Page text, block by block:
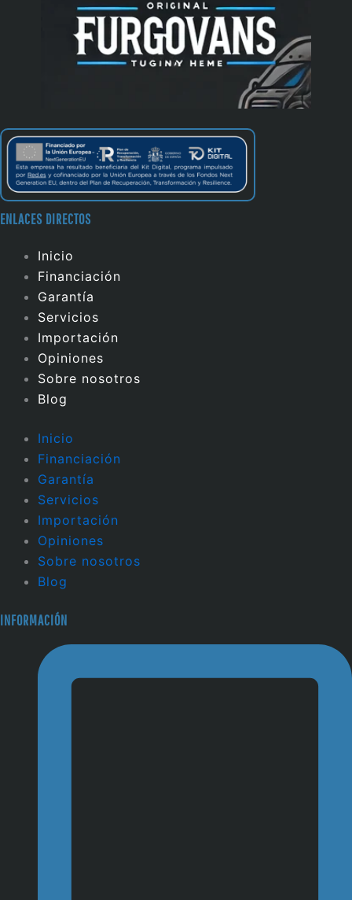
ENLACES DIRECTOS
Inicio
Financiación
Garantía
Servicios
Importación
Opiniones
Sobre nosotros
Blog
Inicio
Financiación
Garantía
Servicios
Importación
Opiniones
Sobre nosotros
Blog
INFORMACIÓN